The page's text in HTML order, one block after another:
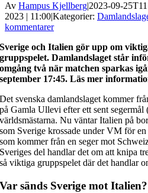
Av Hampus Kjellberg|2023-09-
2023 | 11:00|Kategorier:
kommentarer
Sverige och Italien gör upp om
gruppspelet. Damlandslaget står
omgång två när matchen sparkas
september 17:45. Läs mer
Det svenska damlandslaget kommer
på Gamla Ullevi efter ett sent segermål
världsmästarna. Nu väntar Italien på
som Sverige krossade under VM för
som kommer från en seger mot
Sveriges del handlar det om att knipa
så viktiga gruppspelet där det handlar
Var sänds Sverige mot Italien?